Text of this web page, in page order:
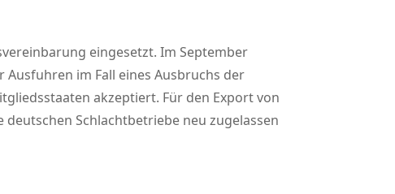
eingesetzt. Im September
im Fall eines Ausbruchs der
akzeptiert. Für den Export von
Schlachtbetriebe neu zugelassen